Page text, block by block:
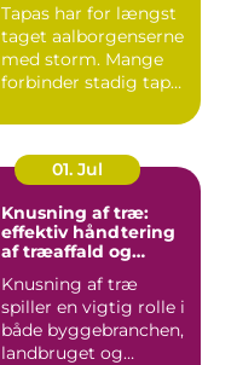
Tapas har for længst
taget aalborgenserne
med storm. Mange
forbinder stadig tapas
01. Jul
Knusning af træ:
effektiv håndtering
af træaffald og
Knusning af træ
spiller en vigtig rolle i
både byggebranchen,
landbruget og